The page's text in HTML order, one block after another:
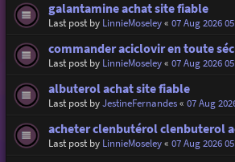
galantamine achat site fiable
Last post by LinnieMoseley« 07 Aug 2026
commander aciclovir en toute
Last post by LinnieMoseley« 07 Aug 2026
albuterol achat site fiable
Last post byJestineFernandes« 07 Aug
acheter clenbutérol clenbuterol
Last post by LinnieMoseley« 07 Aug 2026